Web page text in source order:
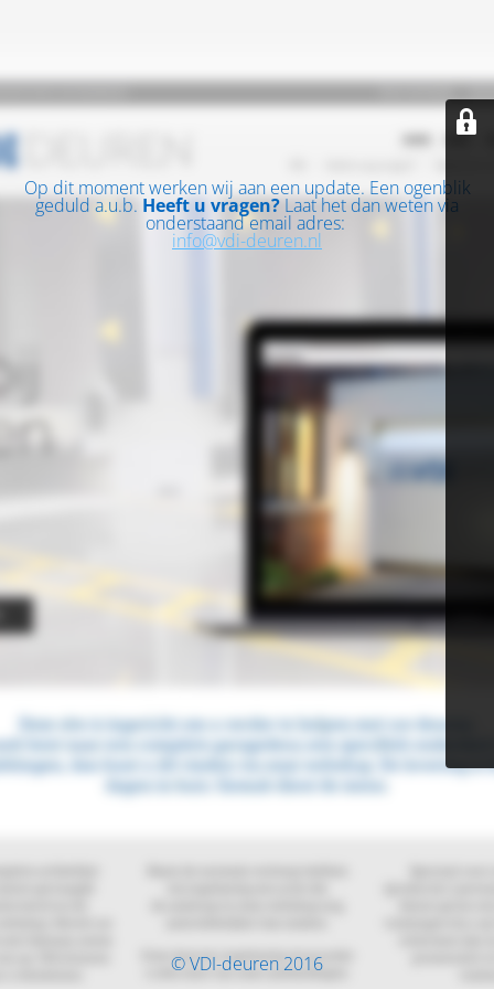
Op dit moment werken wij aan een update. Een ogenblik
geduld a.u.b. Heeft u vragen? Laat het dan weten via
onderstaand email adres:
info@vdi-deuren.nl
© VDI-deuren 2016